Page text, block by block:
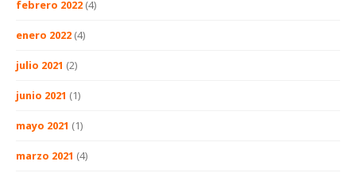
febrero 2022 (4)
enero 2022 (4)
julio 2021 (2)
junio 2021 (1)
mayo 2021 (1)
marzo 2021 (4)